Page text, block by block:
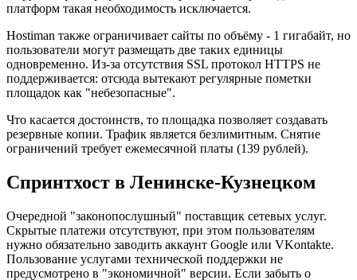
платформ такая необходимость исключается.
Hostiman также ограничивает сайты по объёму - 1 гигабайт, но
пользователи могут размещать две таких единицы
одновременно. Из-за отсутствия SSL протокол HTTPS не
поддерживается: отсюда вытекают регулярные пометки
площадок как "небезопасные".
Что касается достоинств, то площадка позволяет создавать
резервные копии. Трафик является безлимитным. Снятие
ограничений требует ежемесячной платы (139 рублей).
Спринтхост в Ленинске-Кузнецком
Очередной "законопослушный" поставщик сетевых услуг.
Скрытые платежи отсутствуют, при этом пользователям
нужно обязательно заводить аккаунт Google или VKontakte.
Пользование услугами технической поддержки не
предусмотрено в "экономичной" версии. Если забыть о